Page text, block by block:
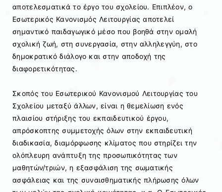
αποτελεσματικά το έργο του σχολείου. Επιπλέον, ο
Εσωτερικός Κανονισμός Λειτουργίας αποτελεί
σημαντικό παιδαγωγικό μέσο που βοηθά στην ομαλή
σχολική ζωή, στη συνεργασία, στην αλληλεγγύη, στο
δημοκρατικό διάλογο και στην αποδοχή της
διαφορετικότητας.
Σκοπός του Εσωτερικού Κανονισμού Λειτουργίας του
Σχολείου μεταξύ άλλων, είναι η θεμελίωση ενός
πλαισίου στήριξης του εκπαιδευτικού έργου,
απρόσκοπτης συμμετοχής όλων στην εκπαιδευτική
διαδικασία, διαμόρφωσης κλίματος που στηρίζει την
ολόπλευρη ανάπτυξη της προσωπικότητας των
μαθητών/τριών, η εξασφάλιση της σωματικής
ασφάλειας και της συναισθηματικής πλήρωσης όλων